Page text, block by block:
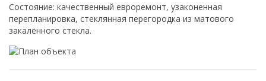
Состояние: качественный евроремонт, узаконенная
перепланировка, стеклянная перегородка из матового
закалённого стекла.